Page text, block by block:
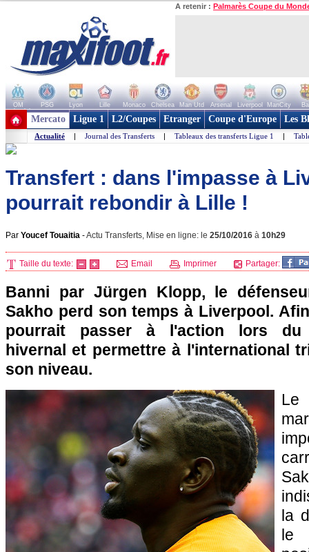
A retenir : Palmarès Coupe du
OM PSG Lyon Lille Monaco Chelsea Man Utd Arsenal Liverpool ManCity
+ de clubs
Mercato Ligue 1 L2/Coupes Etranger Coupe d'Europe Les
Actualité | Journal des Transferts | Tableaux des transferts Ligue 1 |
Transfert : dans l'impasse à
pourrait rebondir à Lille !
Par Youcef Touaitia -Actu Transferts, Mise en ligne: le 25/10/2016 à 10h29
Taille du texte: Email Imprimer Partager:
Banni par Jürgen Klopp, le
Sakho perd son temps à Liverpool.
pourrait passer à l'action lors du
hivernal et permettre à l'international
son niveau.
Le
la
le